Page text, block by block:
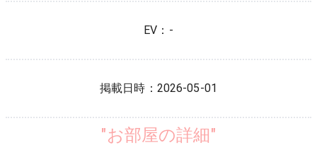
EV： -
掲載日時： 2026-05-01
"お部屋の詳細"